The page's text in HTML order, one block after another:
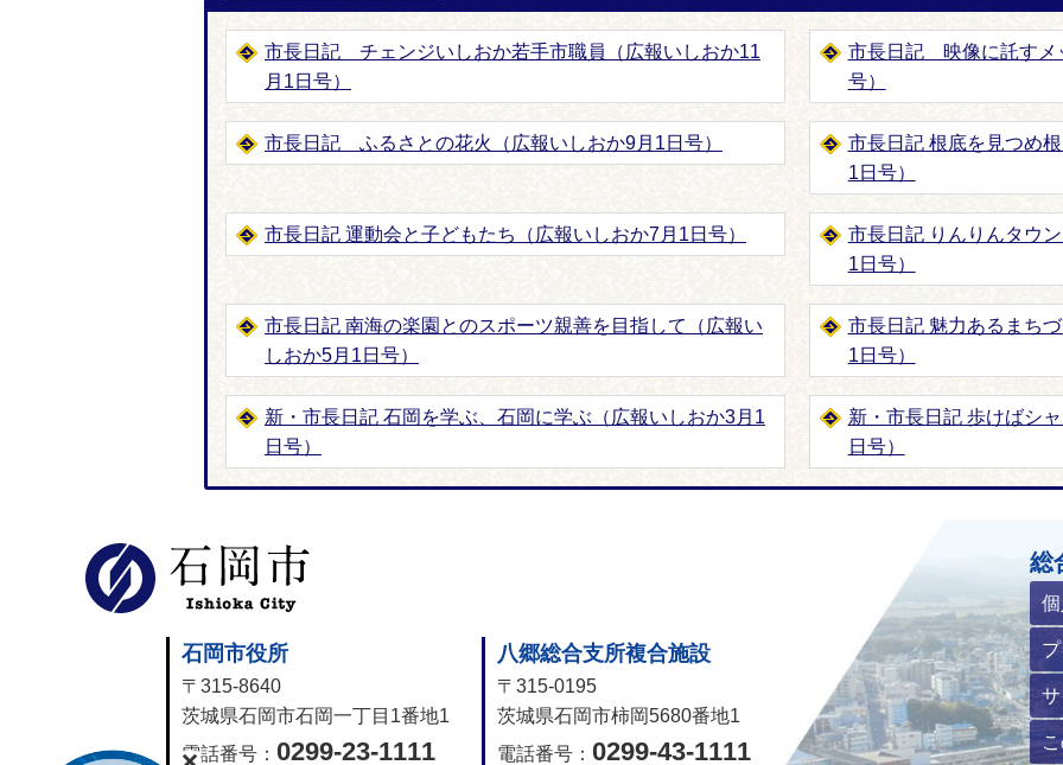
市長日記 チェンジいしおか若手市職員（広報いしおか11
月1日号）
市長日記 映像に託すメ
号）
市長日記 ふるさとの花火（広報いしおか9月1日号）
市長日記 根底を見つめ
1日号）
市長日記 運動会と子どもたち（広報いしおか7月1日号）
市長日記 りんりんタウ
1日号）
市長日記 南海の楽園とのスポーツ親善を目指して（広報い
しおか5月1日号）
市長日記 魅力あるまち
1日号）
新・市長日記 石岡を学ぶ、石岡に学ぶ（広報いしおか3月1
日号）
新・市長日記 歩けばシ
日号）
石岡市役所
〒315-8640
茨城県石岡市石岡一丁目1番地1
電話番号： 0299-23-1111
八郷総合支所複合施設
〒315-0195
茨城県石岡市柿岡5680番地1
電話番号： 0299-43-1111
総